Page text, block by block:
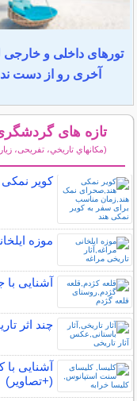
تورهای داخلی و
آخری رو از دست
تازه های
(مكانهاي تاريخي، تفریحی،
کویر
موزه
آشنایی
چند اثر
آشنایی
(+تصاویر)